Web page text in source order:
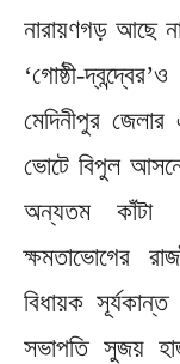
নারায়ণগড় আছে
‘গোষ্ঠী-
মেদিনীপুর
ভোটে বিপুল
অন্যতম কাঁটা
ক্ষমতাভোগের
বিধায়ক
সভাপতি সুজয়